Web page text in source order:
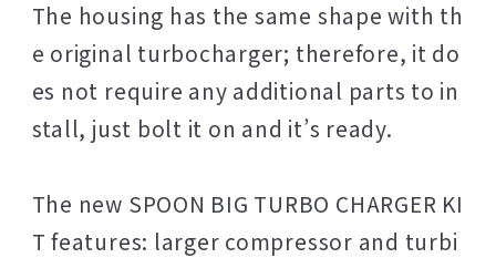
The housing has the same shape with th
e original turbocharger; therefore, it do
es not require any additional parts to in
stall, just bolt it on and it’s ready.
The new SPOON BIG TURBO CHARGER KI
T features: larger compressor and turbi